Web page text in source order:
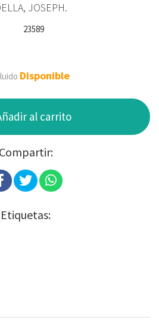
JOSEPH.
23589
Disponible
al carrito
Compartir:
Etiquetas: